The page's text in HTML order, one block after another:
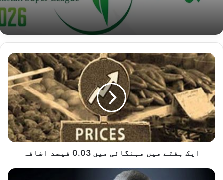
ایک
ہفتے
میں
مہنگائی
میں
0.03
فیصد
اضافہ
ایک ہفتے میں مہنگائی میں 0.03 فیصد اضافہ
جسٹس